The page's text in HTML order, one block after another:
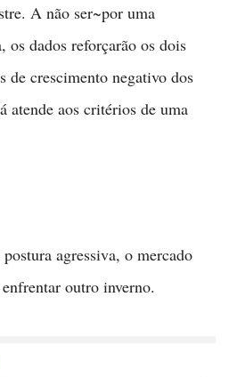
A não ser~por uma
os dados reforçarão os dois
de crescimento negativo dos
atende aos critérios de uma
agressiva, o mercado
outro inverno.